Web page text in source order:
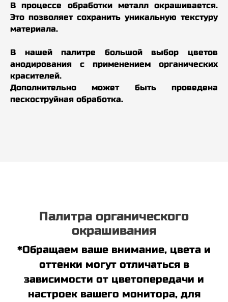
В процессе обработки металл окрашивается.
Это позволяет сохранить уникальную текстуру
материала.
В нашей палитре большой выбор цветов
анодирования с применением органических
красителей.
Дополнительно может быть проведена
пескоструйная обработка.
Палитра органического
окрашивания
*Обращаем ваше внимание, цвета и
оттенки могут отличаться в
зависимости от цветопередачи и
настроек вашего монитора, для